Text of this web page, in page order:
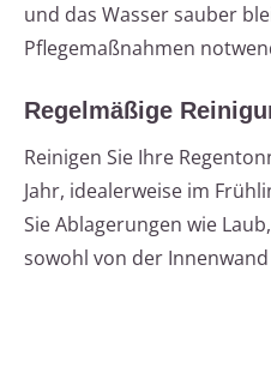
und das Wasser sauber
Pflegemaßnahmen
Regelmäßige
Reinigen Sie Ihre
Jahr, idealerweise im
Sie Ablagerungen wie
sowohl von der